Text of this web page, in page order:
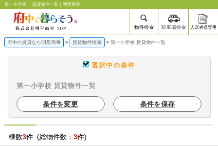
第一小学校 ｜賃貸物件一覧｜明星商事
物件検索 駐車場検索 入居者様専用
府中の賃貸なら明星商事 賃貸物件検索 第一小学校 賃貸物件一覧
選択中の条件
第一小学校 賃貸物件一覧
条件を変更 条件を保存
棟数3件 (総物件数： 3件)